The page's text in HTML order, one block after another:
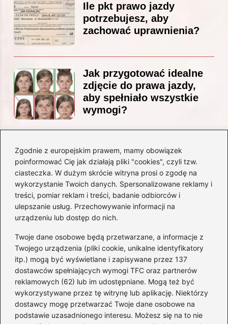
Zgodnie z europejskim prawem, mamy obowiązek
poinformować Cię jak działają pliki "cookies", czyli tzw.
ciasteczka. W dużym skrócie witryna prosi o zgodę na
wykorzystanie Twoich danych. Spersonalizowane reklamy i
treści, pomiar reklam i treści, badanie odbiorców i
ulepszanie usług. Przechowywanie informacji na
urządzeniu lub dostęp do nich.
Twoje dane osobowe będą przetwarzane, a informacje z
Twojego urządzenia (pliki cookie, unikalne identyfikatory
itp.) mogą być wyświetlane i zapisywane przez 137
dostawców spełniających wymogi TFC oraz partnerów
reklamowych (62) lub im udostępniane. Mogą też być
wykorzystywane przez tę witrynę lub aplikację. Niektórzy
dostawcy mogę przetwarzać Twoje dane osobowe na
podstawie uzasadnionego interesu. Możesz się na to nie
Ile pkt prawo jazdy
potrzebujesz, aby
zachować uprawnienia?
Jak przygotować idealne
zdjęcie do prawa jazdy,
aby spełniało wszystkie
wymogi?
Czy Jarosław Kaczyński
posiada prawo jazdy? Oto
prawda, którą warto znać!
Kategorie
Akumulatory(71)
Benzyna i Diesel(68)
Motocykle(47)
Opony(77)
Prawo jazdy(75)
Samochody(275)